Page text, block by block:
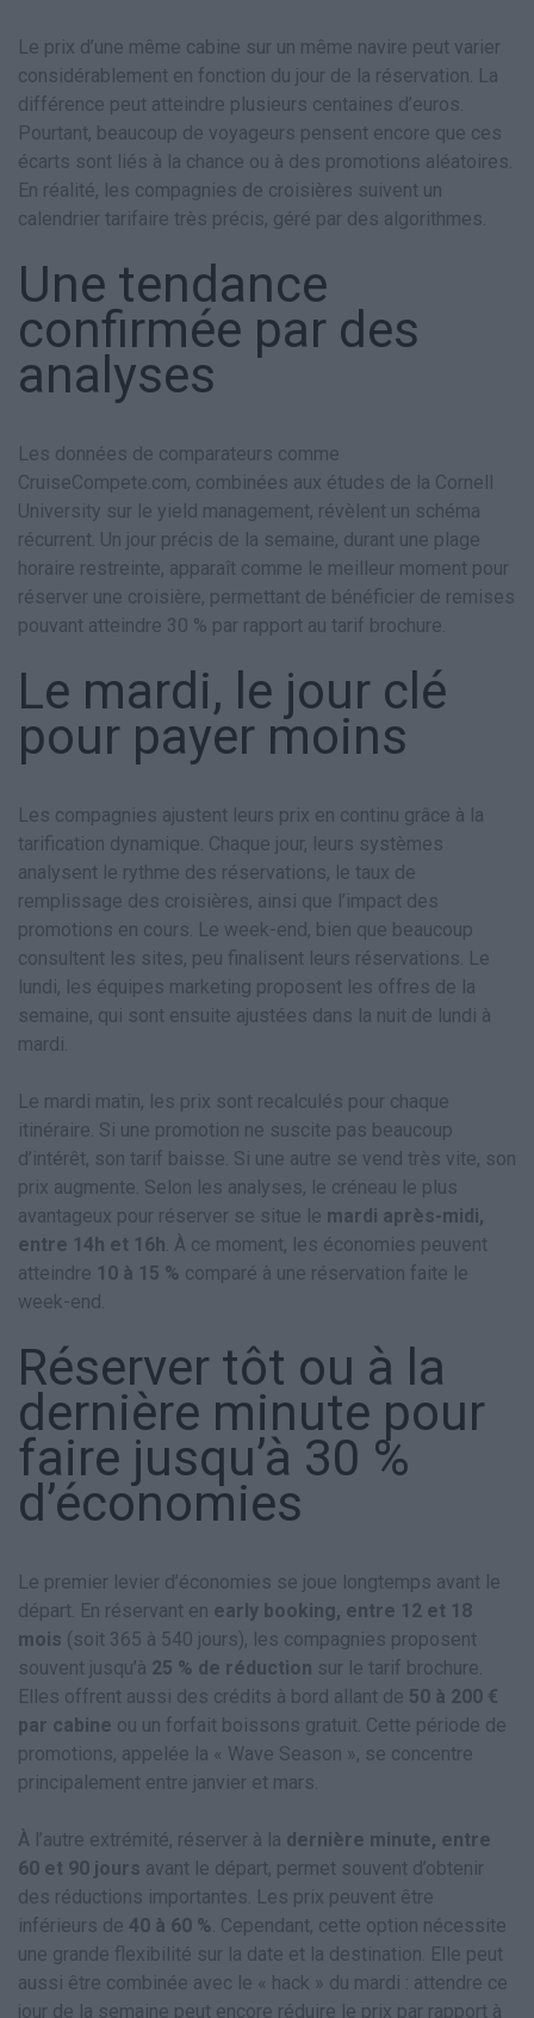
Le prix d’une même cabine sur un même navire peut varier
considérablement en fonction du jour de la réservation. La
différence peut atteindre plusieurs centaines d’euros.
Pourtant, beaucoup de voyageurs pensent encore que ces
écarts sont liés à la chance ou à des promotions aléatoires.
En réalité, les compagnies de croisières suivent un
calendrier tarifaire très précis, géré par des algorithmes.
Une tendance
confirmée par des
analyses
Les données de comparateurs comme
CruiseCompete.com, combinées aux études de la Cornell
University sur le yield management, révèlent un schéma
récurrent. Un jour précis de la semaine, durant une plage
horaire restreinte, apparaît comme le meilleur moment pour
réserver une croisière, permettant de bénéficier de remises
pouvant atteindre 30 % par rapport au tarif brochure.
Le mardi, le jour clé
pour payer moins
Les compagnies ajustent leurs prix en continu grâce à la
tarification dynamique. Chaque jour, leurs systèmes
analysent le rythme des réservations, le taux de
remplissage des croisières, ainsi que l’impact des
promotions en cours. Le week-end, bien que beaucoup
consultent les sites, peu finalisent leurs réservations. Le
lundi, les équipes marketing proposent les offres de la
semaine, qui sont ensuite ajustées dans la nuit de lundi à
mardi.
Le mardi matin, les prix sont recalculés pour chaque
itinéraire. Si une promotion ne suscite pas beaucoup
d’intérêt, son tarif baisse. Si une autre se vend très vite, son
prix augmente. Selon les analyses, le créneau le plus
avantageux pour réserver se situe le mardi après-midi,
entre 14h et 16h. À ce moment, les économies peuvent
atteindre 10 à 15 % comparé à une réservation faite le
week-end.
Réserver tôt ou à la
dernière minute pour
faire jusqu’à 30 %
d’économies
Le premier levier d’économies se joue longtemps avant le
départ. En réservant en early booking, entre 12 et 18
mois (soit 365 à 540 jours), les compagnies proposent
souvent jusqu’à 25 % de réduction sur le tarif brochure.
Elles offrent aussi des crédits à bord allant de 50 à 200 €
par cabine ou un forfait boissons gratuit. Cette période de
promotions, appelée la « Wave Season », se concentre
principalement entre janvier et mars.
À l’autre extrémité, réserver à la dernière minute, entre
60 et 90 jours avant le départ, permet souvent d’obtenir
des réductions importantes. Les prix peuvent être
inférieurs de 40 à 60 %. Cependant, cette option nécessite
une grande flexibilité sur la date et la destination. Elle peut
aussi être combinée avec le « hack » du mardi : attendre ce
jour de la semaine peut encore réduire le prix par rapport à